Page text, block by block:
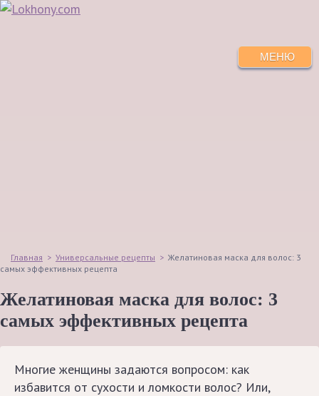
МЕНЮ
Главная > Универсальные рецепты > Желатиновая маска для волос: 3
самых эффективных рецепта
Желатиновая маска для волос: 3
самых эффективных рецепта
Многие женщины задаются вопросом: как
избавится от сухости и ломкости волос? Или,